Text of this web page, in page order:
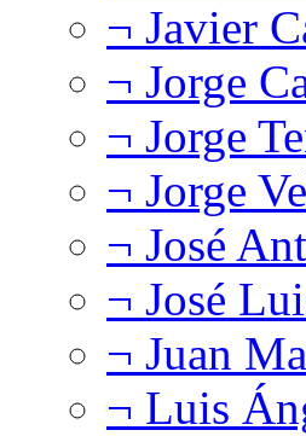
¬ Javier
¬ Jorge
¬ Jorge
¬ Jorge
¬ José
¬ José
¬ Juan
¬ Luis